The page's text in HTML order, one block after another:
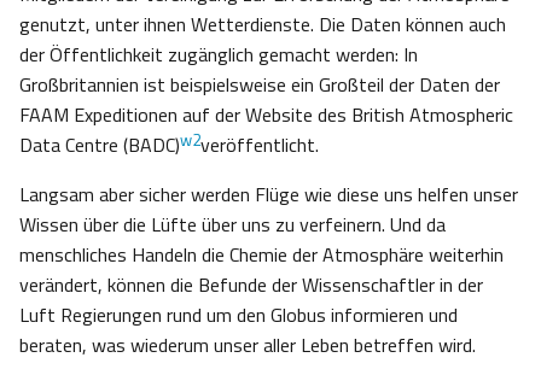
genutzt, unter ihnen Wetterdienste. Die Daten können auch
der Öffentlichkeit zugänglich gemacht werden: In
Großbritannien ist beispielsweise ein Großteil der Daten der
FAAM Expeditionen auf der Website des British Atmospheric
Data Centre (BADC)w2veröffentlicht.
Langsam aber sicher werden Flüge wie diese uns helfen unser
Wissen über die Lüfte über uns zu verfeinern. Und da
menschliches Handeln die Chemie der Atmosphäre weiterhin
verändert, können die Befunde der Wissenschaftler in der
Luft Regierungen rund um den Globus informieren und
beraten, was wiederum unser aller Leben betreffen wird.